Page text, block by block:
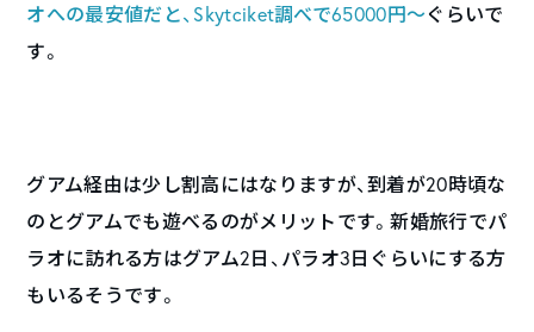
オへの最安値だと、Skytciket調べで65000円〜ぐらいで
す。
グアム経由は少し割高にはなりますが、到着が20時頃な
のとグアムでも遊べるのがメリットです。新婚旅行でパ
ラオに訪れる方はグアム2日、パラオ3日ぐらいにする方
もいるそうです。